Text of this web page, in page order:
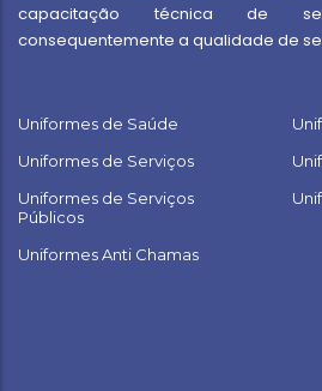
capacitação técnica de
consequentemente a qualidade de
Uniformes de Saúde
Uniformes de Serviços
Uniformes de Serviços
Públicos
Uniformes Anti Chamas